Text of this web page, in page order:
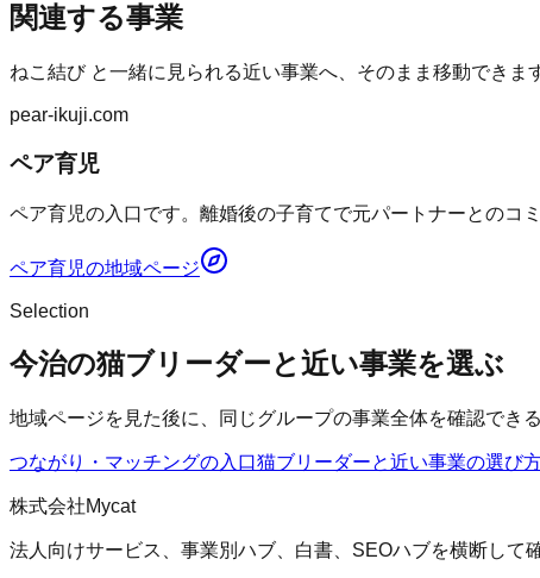
関連する事業
ねこ結びと一緒に見られる近い事業へ、そのまま移動できま
pear-ikuji.com
ペア育児
ペア育児の入口です。離婚後の子育てで元パートナーとのコ
ペア育児の地域ページ
Selection
今治の猫ブリーダーと近い事業を選ぶ
地域ページを見た後に、同じグループの事業全体を確認でき
つながり・マッチングの入口猫ブリーダーと近い事業の選び
株式会社Mycat
法人向けサービス、事業別ハブ、白書、SEOハブを横断して